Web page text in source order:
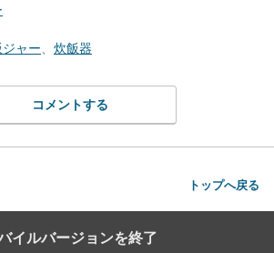
ャー 炊飯器
コメントする
トップへ戻る
イルバージョンを終了